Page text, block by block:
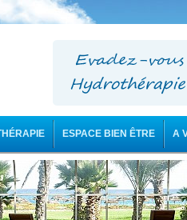
ESPACE BIEN ÊTRE A